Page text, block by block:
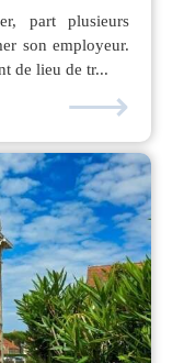
part plusieurs
son employeur.
de lieu de tr...
⟶